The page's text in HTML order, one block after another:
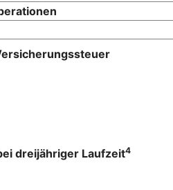
dreijähriger Laufzeit4